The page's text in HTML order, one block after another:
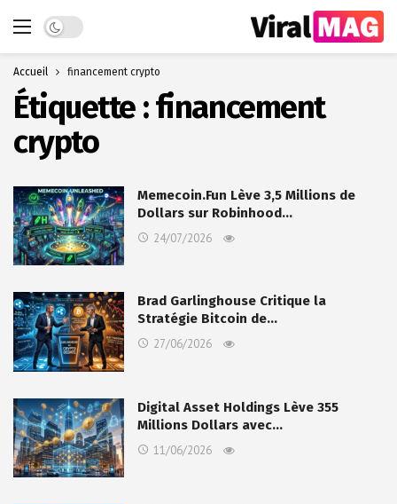
Dark mode
Accueil financement crypto
Étiquette :financement
crypto
Memecoin.Fun Lève 3,5 Millions de
Dollars sur Robinhood…
24/07/2026
Brad Garlinghouse Critique la
Stratégie Bitcoin de…
27/06/2026
Digital Asset Holdings Lève 355
Millions Dollars avec…
11/06/2026